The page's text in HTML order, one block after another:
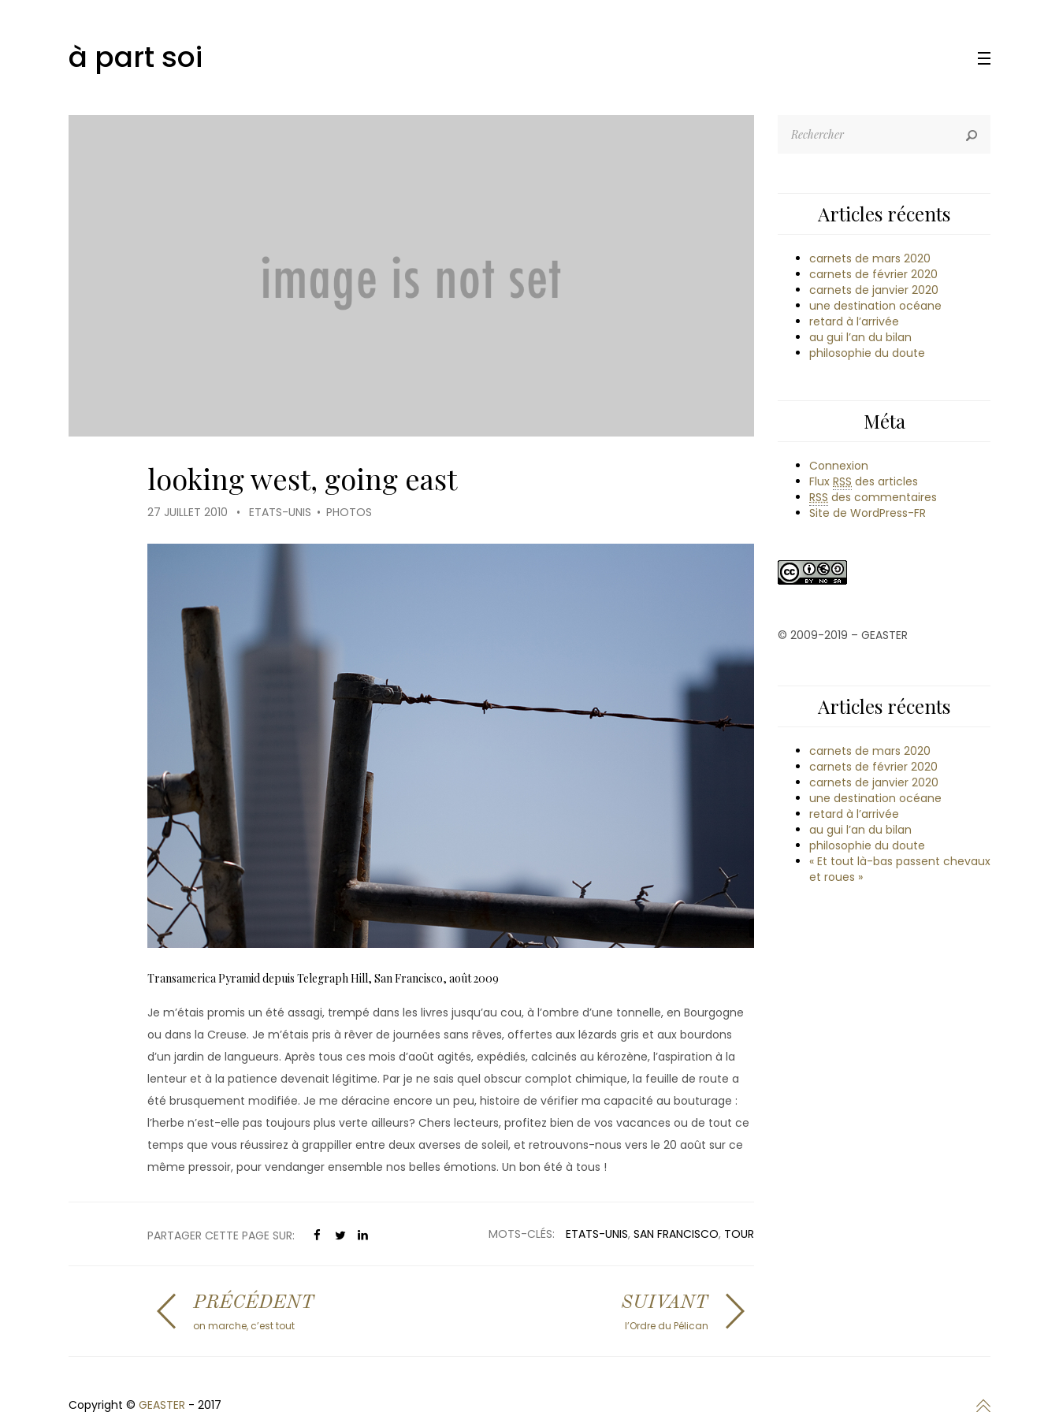
à part soi
looking west, going east
27 JUILLET 2010 • ETATS-UNIS • PHOTOS
Transamerica Pyramid depuis Telegraph Hill, San Francisco, août 2009
Je m’étais promis un été assagi, trempé dans les livres jusqu’au cou, à l’ombre d’une tonnelle, en Bourgogne
ou dans la Creuse. Je m’étais pris à rêver de journées sans rêves, offertes aux lézards gris et aux bourdons
d’un jardin de langueurs. Après tous ces mois d’août agités, expédiés, calcinés au kérozène, l’aspiration à la
lenteur et à la patience devenait légitime. Par je ne sais quel obscur complot chimique, la feuille de route a
été brusquement modifiée. Je me déracine encore un peu, histoire de vérifier ma capacité au bouturage :
l’herbe n’est-elle pas toujours plus verte ailleurs? Chers lecteurs, profitez bien de vos vacances ou de tout ce
temps que vous réussirez à grappiller entre deux averses de soleil, et retrouvons-nous vers le 20 août sur ce
même pressoir, pour vendanger ensemble nos belles émotions. Un bon été à tous !
PARTAGER CETTE PAGE SUR: MOTS-CLÉS: ETATS-UNIS, SAN FRANCISCO, TOUR
PRÉCÉDENT
on marche, c’est tout
SUIVANT
l’Ordre du Pélican
Articles récents
carnets de mars 2020
carnets de février 2020
carnets de janvier 2020
une destination océane
retard à l’arrivée
au gui l’an du bilan
philosophie du doute
Méta
Connexion
Flux RSS des articles
RSS des commentaires
Site de WordPress-FR
© 2009-2019 – GEASTER
Articles récents
carnets de mars 2020
carnets de février 2020
carnets de janvier 2020
une destination océane
retard à l’arrivée
au gui l’an du bilan
philosophie du doute
« Et tout là-bas passent chevaux
et roues »
Copyright © GEASTER - 2017